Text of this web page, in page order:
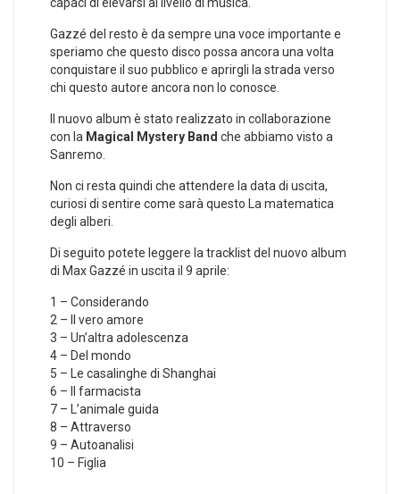
Gazzé del resto è da sempre una voce importante e
speriamo che questo disco possa ancora una volta
conquistare il suo pubblico e aprirgli la strada verso
chi questo autore ancora non lo conosce.
Il nuovo album è stato realizzato in collaborazione
con la Magical Mystery Band che abbiamo visto a
Sanremo.
Non ci resta quindi che attendere la data di uscita,
curiosi di sentire come sarà questo La matematica
degli alberi.
Di seguito potete leggere la tracklist del nuovo album
di Max Gazzé in uscita il 9 aprile:
1 – Considerando
2 – Il vero amore
3 – Un’altra adolescenza
4 – Del mondo
5 – Le casalinghe di Shanghai
6 – Il farmacista
7 – L’animale guida
8 – Attraverso
9 – Autoanalisi
10 – Figlia